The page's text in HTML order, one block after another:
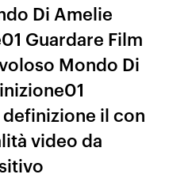
Di Amelie
Guardare Film
Mondo Di
il con
video da